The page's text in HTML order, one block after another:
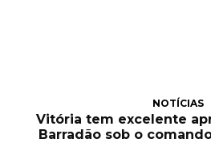
NOTÍCIAS
Vitória tem excelente
Barradão sob o